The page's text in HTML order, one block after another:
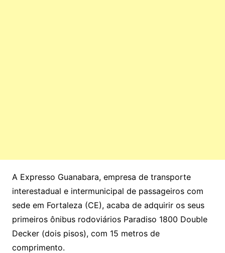
A Expresso Guanabara, empresa de transporte
interestadual e intermunicipal de passageiros com
sede em Fortaleza (CE), acaba de adquirir os seus
primeiros ônibus rodoviários Paradiso 1800 Double
Decker (dois pisos), com 15 metros de
comprimento.